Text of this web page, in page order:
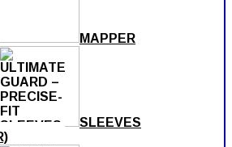
MAPPER
SLEEVES